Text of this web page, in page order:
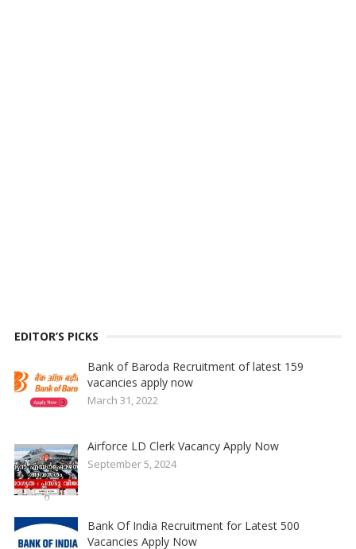
EDITOR’S PICKS
Bank of Baroda Recruitment of latest 159
vacancies apply now
March 31, 2022
Airforce LD Clerk Vacancy Apply Now
September 5, 2024
Bank Of India Recruitment for Latest 500
Vacancies Apply Now